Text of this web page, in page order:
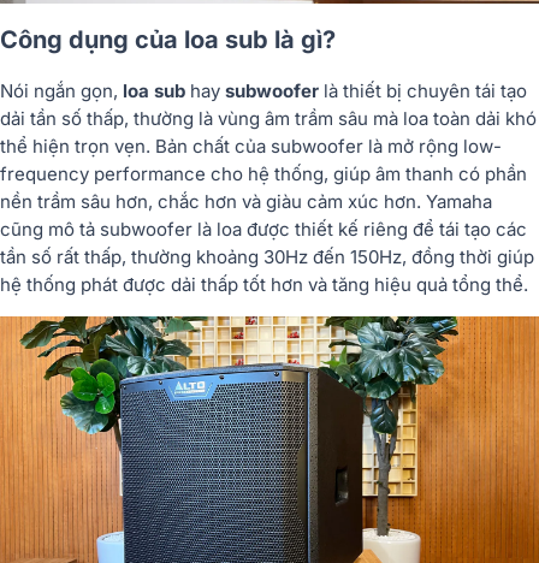
Công dụng của loa sub là gì?
Nói ngắn gọn, loa sub hay subwoofer là thiết bị chuyên tái tạo
dải tần số thấp, thường là vùng âm trầm sâu mà loa toàn dải khó
thể hiện trọn vẹn. Bản chất của subwoofer là mở rộng low-
frequency performance cho hệ thống, giúp âm thanh có phần
nền trầm sâu hơn, chắc hơn và giàu cảm xúc hơn. Yamaha
cũng mô tả subwoofer là loa được thiết kế riêng để tái tạo các
tần số rất thấp, thường khoảng 30Hz đến 150Hz, đồng thời giúp
hệ thống phát được dải thấp tốt hơn và tăng hiệu quả tổng thể.